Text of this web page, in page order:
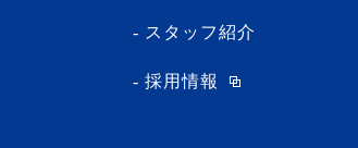
・2023年6月(1記事)
・2023年4月(4記事)
スタッフ紹介
採用情報